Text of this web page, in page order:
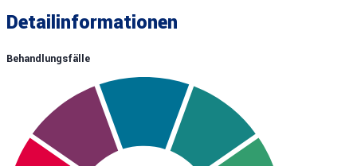
Detailinformationen
Behandlungsfälle